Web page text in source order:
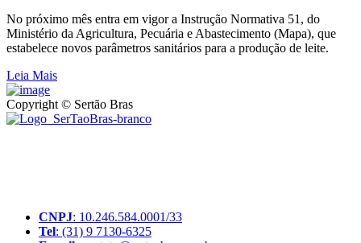
No próximo mês entra em vigor a Instrução Normativa 51, do
Ministério da Agricultura, Pecuária e Abastecimento (Mapa), que
estabelece novos parâmetros sanitários para a produção de leite.
Leia Mais
Copyright © Sertão Bras
CNPJ: 10.246.584.0001/33
Tel: (31) 9 7130-6325